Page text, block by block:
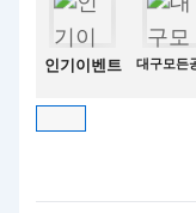
인기이벤트 대구모든